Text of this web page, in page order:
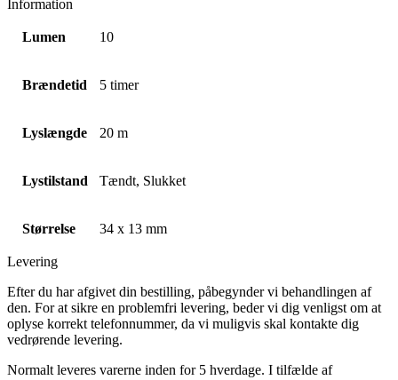
Information
Lumen 10
Brændetid 5 timer
Lyslængde 20 m
Lystilstand Tændt, Slukket
Størrelse 34 x 13 mm
Levering
Efter du har afgivet din bestilling, påbegynder vi behandlingen af
den. For at sikre en problemfri levering, beder vi dig venligst om at
oplyse korrekt telefonnummer, da vi muligvis skal kontakte dig
vedrørende levering.
Normalt leveres varerne inden for 5 hverdage. I tilfælde af